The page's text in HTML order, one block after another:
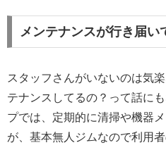
メンテナンスが行き届い
スタッフさんがいないのは気
テナンスしてるの？って話に
プでは、定期的に清掃や機器
が、基本無人ジムなので利用